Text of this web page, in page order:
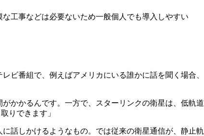
工事などは必要ないため一般個人でも導入しやすい
ビ番組で、例えばアメリカにいる誰かに話を聞く場合、
かかるんです。一方で、スターリンクの衛星は、低軌道
りできます」
話しかけるようなもの。では従来の衛星通信が、静止軌